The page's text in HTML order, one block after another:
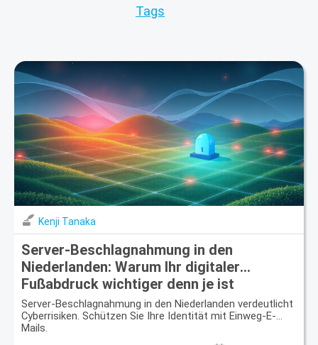
Tags
Kenji Tanaka
Server-Beschlagnahmung in den
Niederlanden: Warum Ihr digitaler
Fußabdruck wichtiger denn je ist
Server-Beschlagnahmung in den Niederlanden verdeutlicht
Cyberrisiken. Schützen Sie Ihre Identität mit Einweg-E-
Mails.